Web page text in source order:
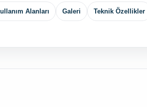
Alanları Galeri Teknik Özellikler